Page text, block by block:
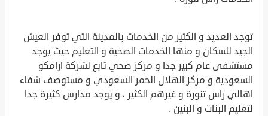
توجد العديد و الكثير من الخدمات بالمدينة التي توفر العيش
الجيد للسكان و منها الخدمات الصحية و التعليم حيث يوجد
مستشفى عام كبير جدا و مركز صحي تابع لشركة ارامكو
السعودية و مركز الهلال الحمر السعودي و مستوصف شفاء
اهالي راس تنورة و غيرهم الكثير ، و يوجد مدارس كثيرة جدا
لتعليم البنات و البنين .